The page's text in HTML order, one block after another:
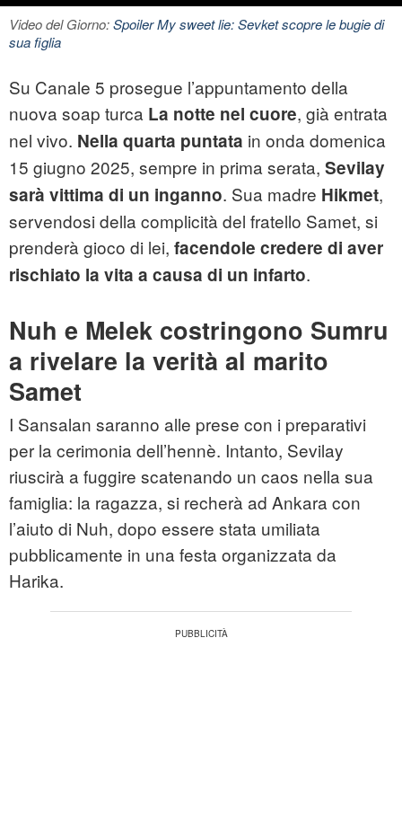
Video del Giorno:Spoiler My sweet lie: Sevket scopre le bugie di
sua figlia
Su Canale 5 prosegue l’appuntamento della
nuova soap turca La notte nel cuore, già entrata
nel vivo. Nella quarta puntata in onda domenica
15 giugno 2025, sempre in prima serata, Sevilay
sarà vittima di un inganno. Sua madre Hikmet,
servendosi della complicità del fratello Samet, si
prenderà gioco di lei, facendole credere di aver
rischiato la vita a causa di un infarto.
Nuh e Melek costringono Sumru
a rivelare la verità al marito
Samet
I Sansalan saranno alle prese con i preparativi
per la cerimonia dell’hennè. Intanto, Sevilay
riuscirà a fuggire scatenando un caos nella sua
famiglia: la ragazza, si recherà ad Ankara con
l’aiuto di Nuh, dopo essere stata umiliata
pubblicamente in una festa organizzata da
Harika.